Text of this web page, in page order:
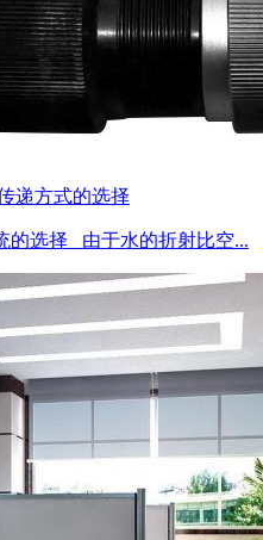
递方式的选择
选择 由于水的折射比空...